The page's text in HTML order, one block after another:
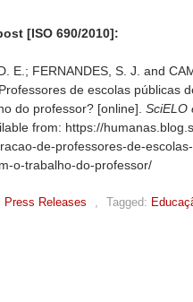
[ISO 690/2010]:
E.; FERNANDES, S. J. and
de escolas públicas
do professor? [online]. SciELO
from: https://
de-professores-de-
o-trabalho-do-professor/
Press Releases Tagged: